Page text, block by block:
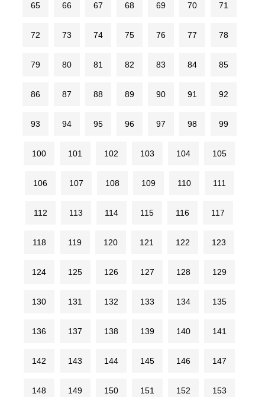
65 66 67 68 69 70 71
72 73 74 75 76 77 78
79 80 81 82 83 84 85
86 87 88 89 90 91 92
93 94 95 96 97 98 99
100 101 102 103 104 105
106 107 108 109 110 111
112 113 114 115 116 117
118 119 120 121 122 123
124 125 126 127 128 129
130 131 132 133 134 135
136 137 138 139 140 141
142 143 144 145 146 147
148 149 150 151 152 153